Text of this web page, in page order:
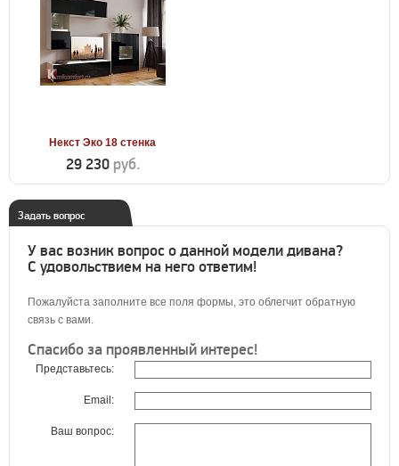
Некст Эко 18 стенка
29 230 руб.
Задать вопрос
У вас возник вопрос о данной модели дивана?
С удовольствием на него ответим!
Пожалуйста заполните все поля формы, это облегчит обратную
связь с вами.
Спасибо за проявленный интерес!
Представьтесь:
Email:
Ваш вопрос: